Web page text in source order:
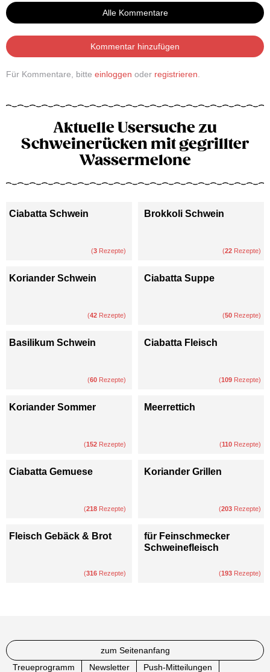
Alle Kommentare
Kommentar hinzufügen
Für Kommentare, bitte einloggen oder registrieren.
Aktuelle Usersuche zu
Schweinerücken mit gegrillter
Wassermelone
Ciabatta Schwein
(3 Rezepte)
Brokkoli Schwein
(22 Rezepte)
Koriander Schwein
(42 Rezepte)
Ciabatta Suppe
(50 Rezepte)
Basilikum Schwein
(60 Rezepte)
Ciabatta Fleisch
(109 Rezepte)
Koriander Sommer
(152 Rezepte)
Meerrettich
(110 Rezepte)
Ciabatta Gemuese
(218 Rezepte)
Koriander Grillen
(203 Rezepte)
Fleisch Gebäck & Brot
(316 Rezepte)
für Feinschmecker
Schweinefleisch
(193 Rezepte)
zum Seitenanfang
Treueprogramm
Newsletter Push-Mitteilungen